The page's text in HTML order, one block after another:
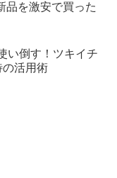
品を激安で買った
い倒す！ツキイチ
活用術